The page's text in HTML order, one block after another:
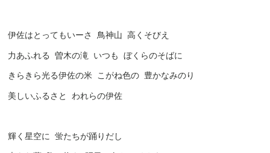
伊佐はとってもいーさ 鳥神山 高くそびえ
力あふれる 曽木の滝 いつも ぼくらのそばに
きらきら光る伊佐の米 こがね色の 豊かなみのり
美しいふるさと われらの伊佐
輝く星空に 蛍たちが踊りだし